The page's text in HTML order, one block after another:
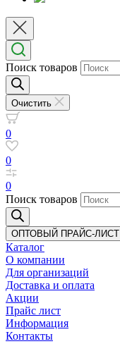
Поиск товаров
Очистить
0
0
0
Поиск товаров
ОПТОВЫЙ ПРАЙС-ЛИСТ
Каталог
О компании
Для организаций
Доставка и оплата
Акции
Прайс лист
Информация
Контакты